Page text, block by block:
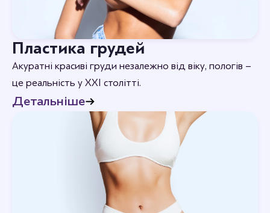
Пластика грудей
Акуратні красиві груди незалежно від віку, пологів –
це реальність у XXI столітті.
Детальніше